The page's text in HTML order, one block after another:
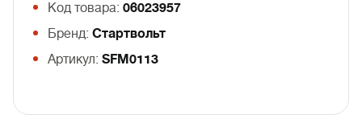
Код товара: 06023957
Бренд: Стартвольт
Артикул: SFM0113